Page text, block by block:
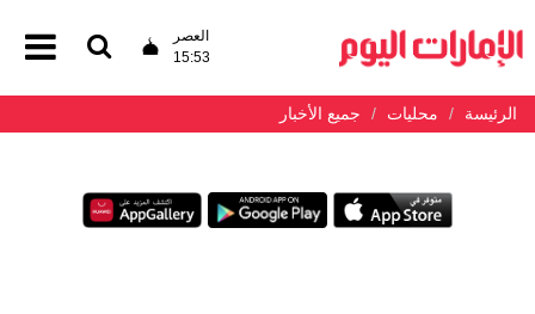
العصر
15:53
الرئيسة محليات جميع الأخبار